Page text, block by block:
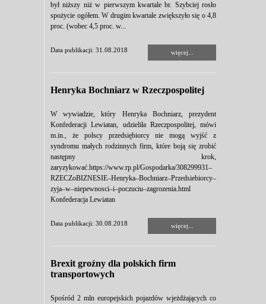
był niższy niż w pierwszym kwartale br. Szybciej rosło
spożycie ogółem. W drugim kwartale zwiększyło się o 4,8
proc. (wobec 4,5 proc. w...
Data publikacji: 31.08.2018 więcej...
Henryka Bochniarz w Rzeczpospolitej
W wywiadzie, który Henryka Bochniarz, prezydent
Konfederacji Lewiatan, udzieliła Rzeczpospolitej, mówi
m.in., że polscy przedsiębiorcy nie mogą wyjść z
syndromu małych rodzinnych firm, które boją się zrobić
następny krok,
zaryzykować.https://www.rp.pl/Gospodarka/308299931–
RZECZoBIZNESIE–Henryka–Bochniarz–Przedsiebiorcy–
zyja–w–niepewnosci–i–poczuciu–zagrozenia.html
Konfederacja Lewiatan
Data publikacji: 30.08.2018 więcej...
Brexit groźny dla polskich firm
transportowych
Spośród 2 mln europejskich pojazdów wjeżdżających co